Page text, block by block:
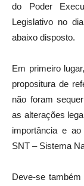
do Poder
Legislativo no
abaixo disposto.
Em primeiro
propositura de
não foram
as alterações
importância e
SNT – Sistema
Deve-se